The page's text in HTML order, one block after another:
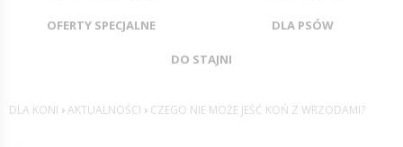
OFERTY SPECJALNE DLA PSÓW
DO STAJNI
DLA KONI ›AKTUALNOŚCI › CZEGO NIE MOŻE JEŚĆ KOŃ Z WRZODAMI?